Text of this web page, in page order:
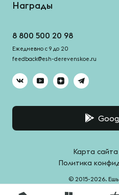
Награды
8 800 500 20 98
Ежедневно с 9 до 20
feedback@esh-derevenskoe.ru
© 2015-2026.
Карта сайта
Политика